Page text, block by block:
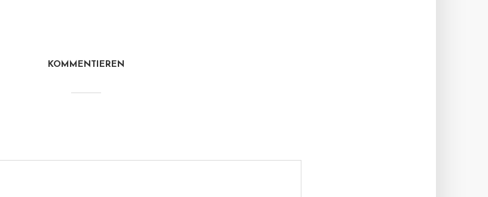
KOMMENTIEREN